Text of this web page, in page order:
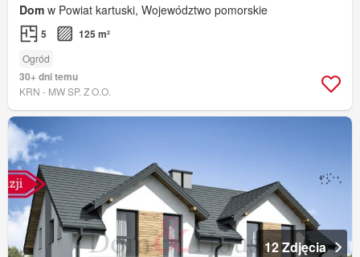
Dom w Powiat kartuski, Województwo pomorskie
5 125 m²
Ogród
30+ dni temu
KRN - MW SP. Z O.O.
12 Zdjęcia